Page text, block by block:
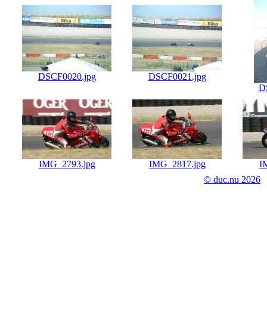
DSCF0020.jpg
DSCF0021.jpg
IMG_2793.jpg IMG_2817.jpg
© duc.nu 2026